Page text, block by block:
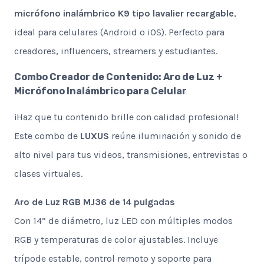
micrófono inalámbrico K9 tipo lavalier recargable,
ideal para celulares (Android o iOS). Perfecto para
creadores, influencers, streamers y estudiantes.
Combo Creador de Contenido: Aro de Luz +
Micrófono Inalámbrico para Celular
¡Haz que tu contenido brille con calidad profesional!
Este combo de LUXUS reúne iluminación y sonido de
alto nivel para tus videos, transmisiones, entrevistas o
clases virtuales.
Aro de Luz RGB MJ36 de 14 pulgadas
Con 14” de diámetro, luz LED con múltiples modos
RGB y temperaturas de color ajustables. Incluye
trípode estable, control remoto y soporte para